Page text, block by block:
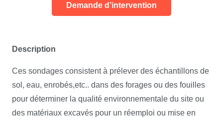
Demande d’intervention
Description
Ces sondages consistent à prélever des échantillons de
sol, eau, enrobés,etc.. dans des forages ou des fouilles
pour déterminer la qualité environnementale du site ou
des matériaux excavés pour un réemploi ou mise en